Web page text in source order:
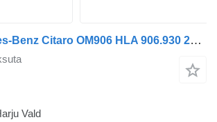
Mootor Mercedes-Benz Citaro OM906 HLA 906.930 205 kW tüübi jaoks veoauto
Vald